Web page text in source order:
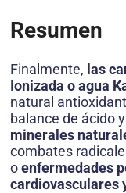
Resumen
Finalmente, las
Ionizada o agua
natural
balance de ácido
minerales
combates
oenfermedades
cardiovasculares